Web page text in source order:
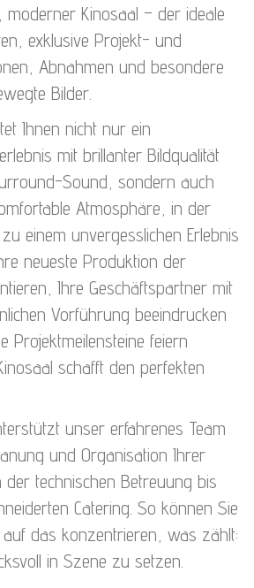
moderner Kinosaal – der ideale
exklusive Projekt- und
Abnahmen und besondere
Bilder.
Ihnen nicht nur ein
mit brillanter Bildqualität
Sound, sondern auch
Atmosphäre, in der
einem unvergesslichen Erlebnis
neueste Produktion der
Ihre Geschäftspartner mit
Vorführung beeindrucken
Projektmeilensteine feiern
schafft den perfekten
unser erfahrenes Team
und Organisation Ihrer
technischen Betreuung bis
Catering. So können Sie
das konzentrieren, was zählt:
in Szene zu setzen.